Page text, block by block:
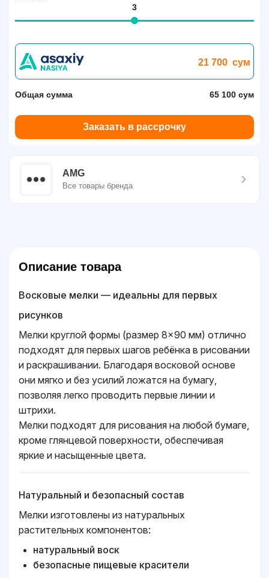
3
21 700 сум
Общая сумма 65 100 сум
Заказать в рассрочку
AMG
Все товары бренда
Описание товара
Восковые мелки — идеальны для первых
рисунков
Мелки круглой формы (размер 8×90 мм) отлично
подходят для первых шагов ребёнка в рисовании
и раскрашивании. Благодаря восковой основе
они мягко и без усилий ложатся на бумагу,
позволяя легко проводить первые линии и
штрихи.
Мелки подходят для рисования на любой бумаге,
кроме глянцевой поверхности, обеспечивая
яркие и насыщенные цвета.
Натуральный и безопасный состав
Мелки изготовлены из натуральных
растительных компонентов:
натуральный воск
безопасные пищевые красители